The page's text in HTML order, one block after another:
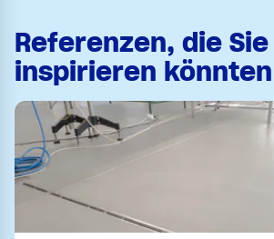
Referenzen, die Sie
inspirieren könnten